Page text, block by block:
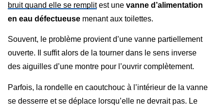
bruit quand elle se remplitest une vanne d’alimentation
en eau défectueuse menant aux toilettes.
Souvent, le problème provient d’une vanne partiellement
ouverte. Il suffit alors de la tourner dans le sens inverse
des aiguilles d’une montre pour l’ouvrir complètement.
Parfois, la rondelle en caoutchouc à l’intérieur de la vanne
se desserre et se déplace lorsqu’elle ne devrait pas. Le